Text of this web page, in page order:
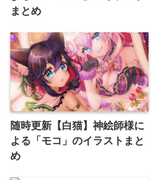
まとめ
随時更新【白猫】神絵師様に
よる「モコ」のイラストまと
め